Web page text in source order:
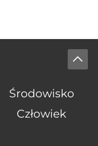
Środowisko
Człowiek